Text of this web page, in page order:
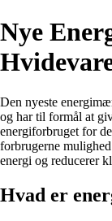
Nye
Den nyeste
og har til formål at
energiforbruget for
forbrugerne
energi og reducerer
Hvad er